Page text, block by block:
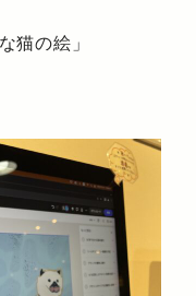
猫の絵」